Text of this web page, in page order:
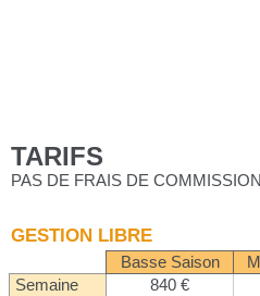
TARIFS
PAS DE FRAIS DE COMMISSION
GESTION LIBRE
Basse Saison
Semaine
840 €